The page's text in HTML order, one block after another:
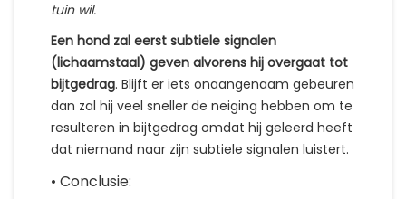
tuin wil.
Een hond zal eerst subtiele signalen
(lichaamstaal) geven alvorens hij overgaat tot
bijtgedrag. Blijft er iets onaangenaam gebeuren
dan zal hij veel sneller de neiging hebben om te
resulteren in bijtgedrag omdat hij geleerd heeft
dat niemand naar zijn subtiele signalen luistert.
• Conclusie: